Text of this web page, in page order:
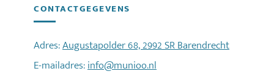
CONTACTGEGEVENS
Adres:Augustapolder 68, 2992 SR Barendrecht
E-mailadres:info@munioo.nl